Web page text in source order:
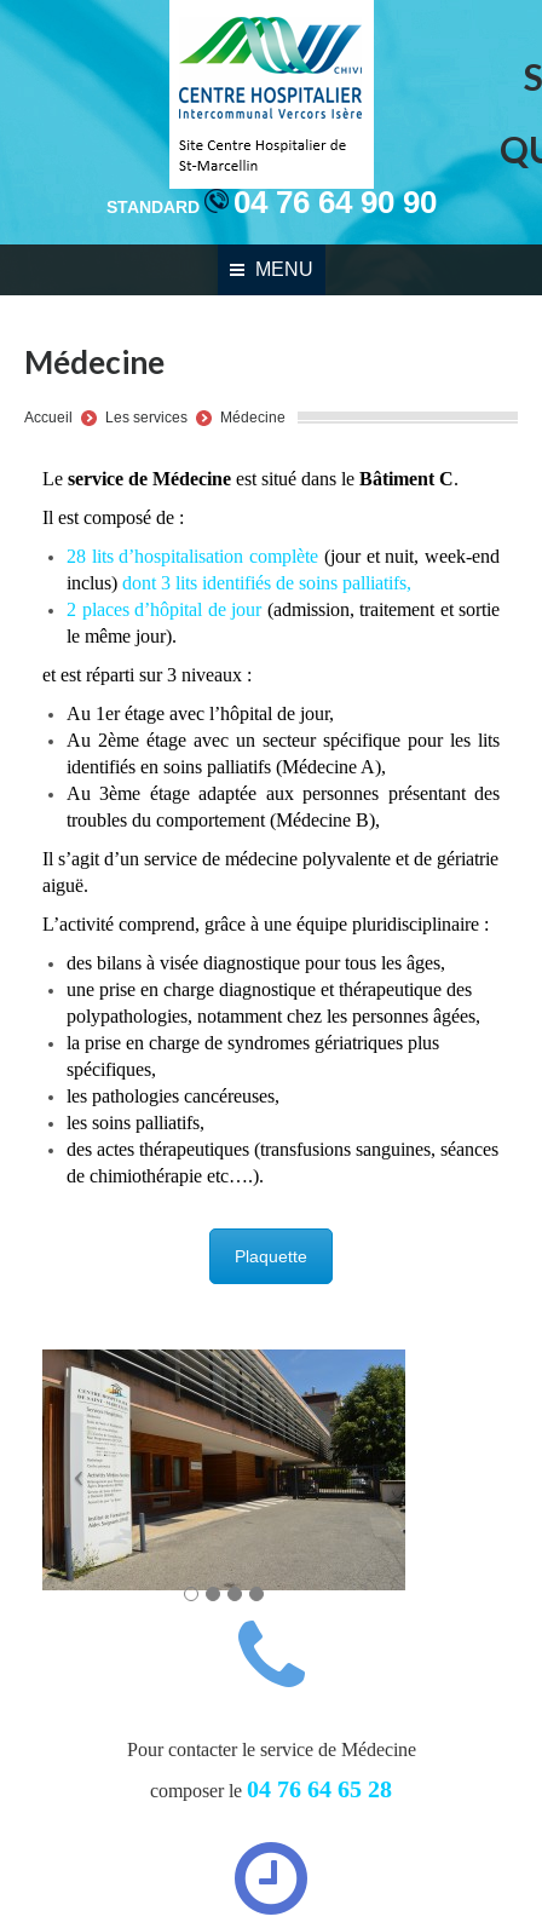
STANDARD 04 76 64 90 90
MENU
Médecine
You are here:
Accueil Les services Médecine
Le service de Médecine est situé dans le Bâtiment C.
Il est composé de :
28 lits d’hospitalisation complète (jour et nuit, week-end
inclus) dont 3 lits identifiés de soins palliatifs,
2 places d’hôpital de jour(admission, traitement et sortie
le même jour).
et est réparti sur 3 niveaux :
Au 1er étage avec l’hôpital de jour,
Au 2ème étage avec un secteur spécifique pour les lits
identifiés en soins palliatifs (Médecine A),
Au 3ème étage adaptée aux personnes présentant des
troubles du comportement (Médecine B),
Il s’agit d’un service de médecine polyvalente et de gériatrie
aiguë.
L’activité comprend, grâce à une équipe pluridisciplinaire :
des bilans à visée diagnostique pour tous les âges,
une prise en charge diagnostique et thérapeutique des
polypathologies, notamment chez les personnes âgées,
la prise en charge de syndromes gériatriques plus
spécifiques,
les pathologies cancéreuses,
les soins palliatifs,
des actes thérapeutiques (transfusions sanguines, séances
de chimiothérapie etc….).
Plaquette
Pour contacter le service de Médecine
composer le 04 76 64 65 28